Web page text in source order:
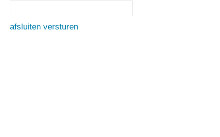
afsluiten versturen